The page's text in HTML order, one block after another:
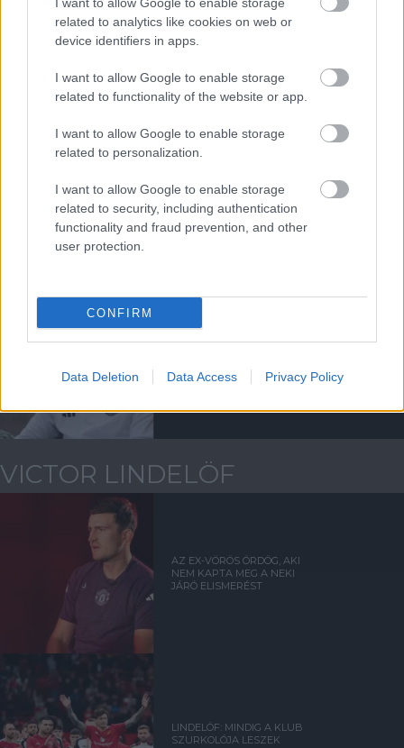
related to analytics like cookies on web or
device identifiers in apps.
I want to allow Google to enable storage
related to functionality of the website or app.
I want to allow Google to enable storage
related to personalization.
I want to allow Google to enable storage
related to security, including authentication
functionality and fraud prevention, and other
user protection.
CONFIRM
Data Deletion Data Access Privacy Policy
NEM SIKERÜLT A
FELLEBBEZÉS MARTINEZ
ELTILTÁSA KAPCSÁN
MARTINEZ KIHAGYJA A
CHELSEA ELLENI
TALÁLKOZÓT
VICTOR LINDELÖF
AZ EX-VÖRÖS ÖRDÖG, AKI
NEM KAPTA MEG A NEKI
JÁRÓ ELISMERÉST
LINDELÖF: MINDIG A KLUB
SZURKOLÓJA LESZEK